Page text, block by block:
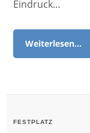
Eindruck…
Weiterlesen…
FESTPLATZ